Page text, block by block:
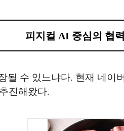
피지컬 AI 중심의 협
될 수 있느냐다. 현재 네
진해왔다.